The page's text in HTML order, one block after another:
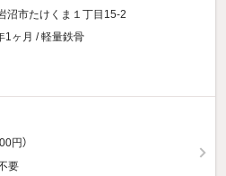
沼市たけくま１丁目15-2
1ヶ月 / 軽量鉄骨
円）
要